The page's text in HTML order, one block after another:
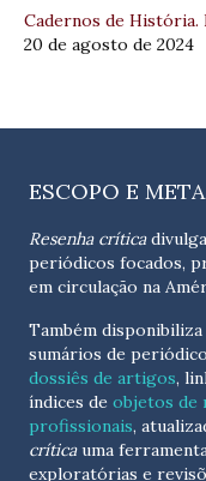
Cadernos de História.
20 de agosto de 2024
ESCOPO E
Resenha crítica
periódicos focados,
em circulação na
Também
sumários de
dossiês de artigos,
índices de objetos de
profissionais,
críticauma
exploratórias e